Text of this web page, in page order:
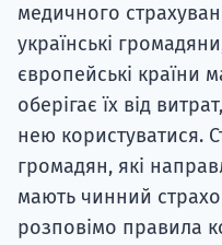
медичного
українські
європейські країни
оберігає їх від
нею користуватися.
громадян, які
мають чинний
розповімо правила